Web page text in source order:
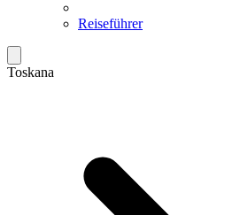
Reiseführer
Toskana